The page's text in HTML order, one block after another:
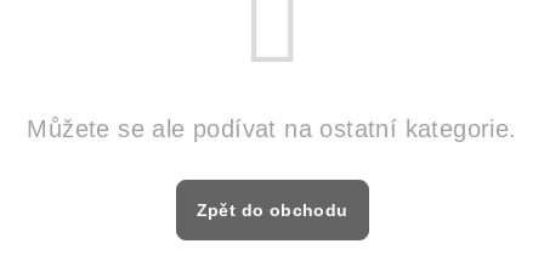
Můžete se ale podívat na ostatní kategorie.
Zpět do obchodu